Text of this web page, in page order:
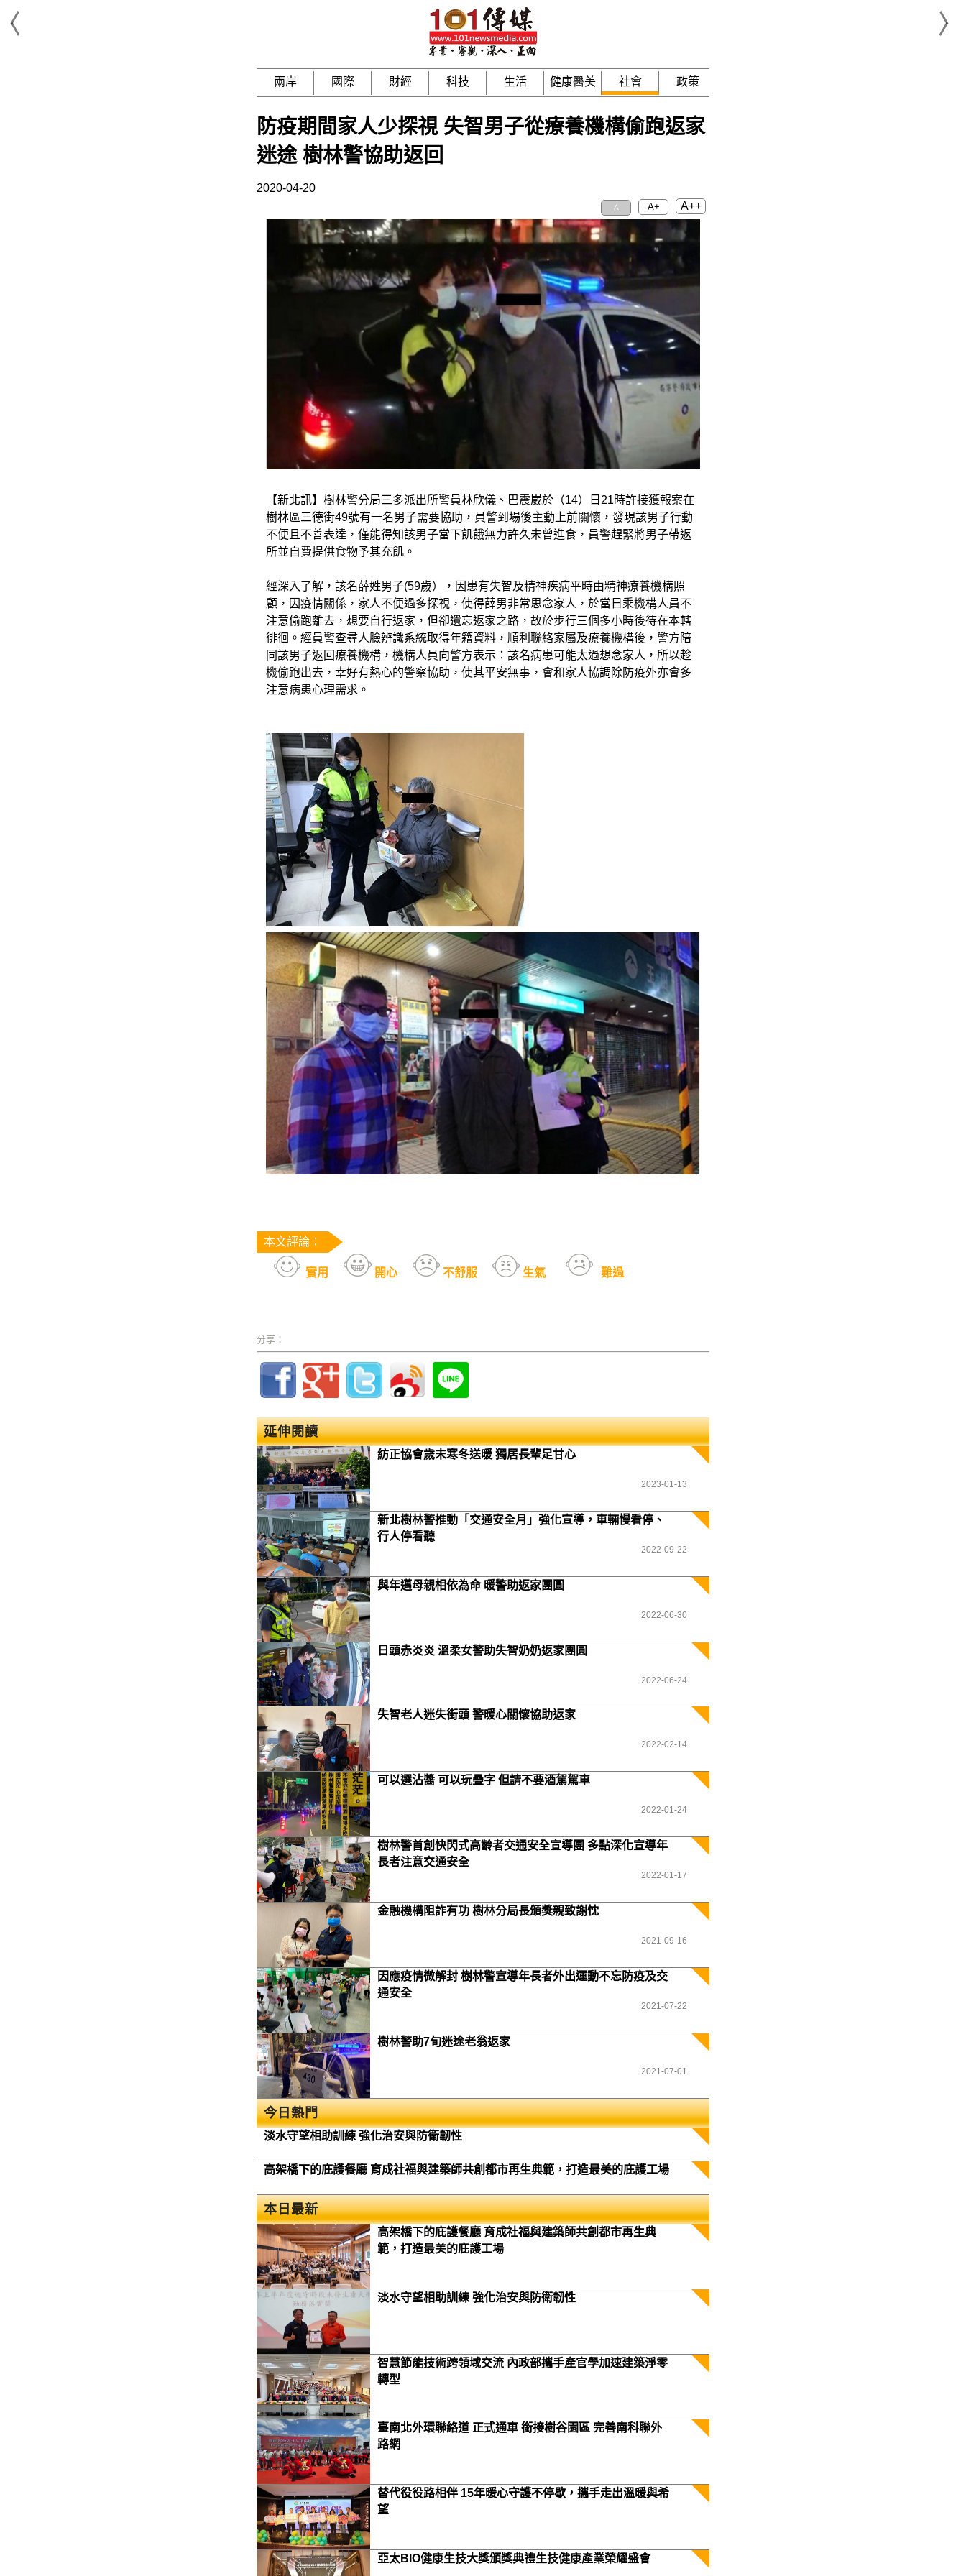
兩岸 國際 財經 科技 生活 健康醫美 社會 政策
防疫期間家人少探視 失智男子從療養機構偷跑返家
迷途 樹林警協助返回
2020-04-20
A A+ A++
【新北訊】樹林警分局三多派出所警員林欣儀、巴震崴於（14）日21時許接獲報案在
樹林區三德街49號有一名男子需要協助，員警到場後主動上前關懷，發現該男子行動
不便且不善表達，僅能得知該男子當下飢餓無力許久未曾進食，員警趕緊將男子帶返
所並自費提供食物予其充飢。
經深入了解，該名薛姓男子(59歲），因患有失智及精神疾病平時由精神療養機構照
顧，因疫情關係，家人不便過多探視，使得薛男非常思念家人，於當日乘機構人員不
注意偷跑離去，想要自行返家，但卻遺忘返家之路，故於步行三個多小時後待在本轄
徘徊。經員警查尋人臉辨識系統取得年籍資料，順利聯絡家屬及療養機構後，警方陪
同該男子返回療養機構，機構人員向警方表示：該名病患可能太過想念家人，所以趁
機偷跑出去，幸好有熱心的警察協助，使其平安無事，會和家人協調除防疫外亦會多
注意病患心理需求。
本文評論：
實用 開心 不舒服 生氣 難過
分享：
延伸閱讀
紡正協會歲末寒冬送暖 獨居長輩足甘心
2023-01-13
新北樹林警推動「交通安全月」強化宣導，車輛慢看停、
行人停看聽
2022-09-22
與年邁母親相依為命 暖警助返家團圓
2022-06-30
日頭赤炎炎 溫柔女警助失智奶奶返家團圓
2022-06-24
失智老人迷失街頭 警暖心關懷協助返家
2022-02-14
可以選沾醬 可以玩疊字 但請不要酒駕駕車
2022-01-24
樹林警首創快閃式高齡者交通安全宣導團 多點深化宣導年
長者注意交通安全
2022-01-17
金融機構阻詐有功 樹林分局長頒獎親致謝忱
2021-09-16
因應疫情微解封 樹林警宣導年長者外出運動不忘防疫及交
通安全
2021-07-22
樹林警助7旬迷途老翁返家
2021-07-01
今日熱門
淡水守望相助訓練 強化治安與防衛韌性
高架橋下的庇護餐廳 育成社福與建築師共創都市再生典範，打造最美的庇護工場
本日最新
高架橋下的庇護餐廳 育成社福與建築師共創都市再生典
範，打造最美的庇護工場
淡水守望相助訓練 強化治安與防衛韌性
智慧節能技術跨領域交流 內政部攜手產官學加速建築淨零
轉型
臺南北外環聯絡道 正式通車 銜接樹谷園區 完善南科聯外
路網
替代役役路相伴 15年暖心守護不停歇，攜手走出溫暖與希
望
亞太BIO健康生技大獎頒獎典禮生技健康產業榮耀盛會